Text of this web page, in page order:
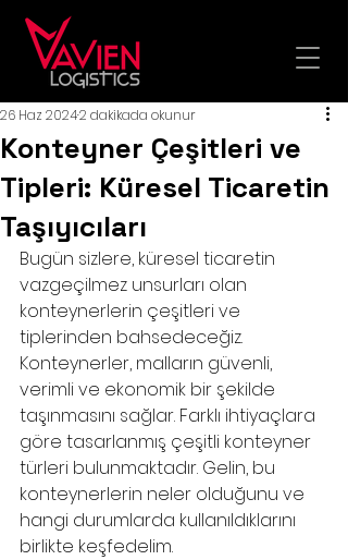
Konteyner Çeşitleri ve
Tipleri: Küresel Ticaretin
Taşıyıcıları
26 Haz 20242 dakikada okunur
Bugün sizlere, küresel ticaretin
vazgeçilmez unsurları olan
konteynerlerin çeşitleri ve
tiplerinden bahsedeceğiz.
Konteynerler, malların güvenli,
verimli ve ekonomik bir şekilde
taşınmasını sağlar. Farklı ihtiyaçlara
göre tasarlanmış çeşitli konteyner
türleri bulunmaktadır. Gelin, bu
konteynerlerin neler olduğunu ve
hangi durumlarda kullanıldıklarını
birlikte keşfedelim.